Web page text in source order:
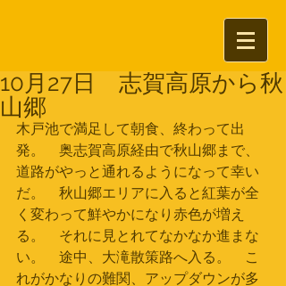
10月27日 志賀高原から秋
山郷
木戸池で満足して朝食、終わって出
発。　奥志賀高原経由で秋山郷まで、
道路がやっと通れるようになって幸い
だ。　秋山郷エリアに入ると紅葉が全
く変わって鮮やかになり赤色が増え
る。　それに見とれてなかなか進まな
い。　途中、大滝散策路へ入る。　こ
れがかなりの難関、アップダウンが多